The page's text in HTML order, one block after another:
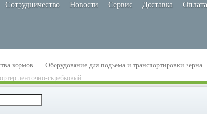
Сотрудничество Новости Сервис Доставка Оплата
кормов
Оборудование для подъема и транспортировки зерна
ленточно-скребковый